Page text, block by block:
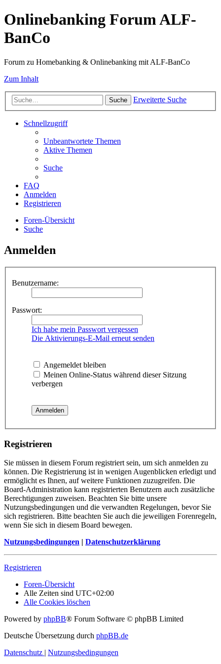
Onlinebanking Forum ALF-
BanCo
Forum zu Homebanking & Onlinebanking mit ALF-BanCo
Zum Inhalt
Suche Erweiterte Suche
Schnellzugriff
Unbeantwortete Themen
Aktive Themen
Suche
FAQ
Anmelden
Registrieren
Foren-Übersicht
Suche
Anmelden
Benutzername:
Passwort:
Ich habe mein Passwort vergessen
Die Aktivierungs-E-Mail erneut senden
Angemeldet bleiben
Meinen Online-Status während dieser Sitzung
verbergen
Registrieren
Sie müssen in diesem Forum registriert sein, um sich anmelden zu
können. Die Registrierung ist in wenigen Augenblicken erledigt und
ermöglicht es Ihnen, auf weitere Funktionen zuzugreifen. Die
Board-Administration kann registrierten Benutzern auch zusätzliche
Berechtigungen zuweisen. Beachten Sie bitte unsere
Nutzungsbedingungen und die verwandten Regelungen, bevor Sie
sich registrieren. Bitte beachten Sie auch die jeweiligen Forenregeln,
wenn Sie sich in diesem Board bewegen.
Nutzungsbedingungen | Datenschutzerklärung
Registrieren
Foren-Übersicht
Alle Zeiten sind UTC+02:00
Alle Cookies löschen
Powered by phpBB® Forum Software © phpBB Limited
Deutsche Übersetzung durch phpBB.de
Datenschutz | Nutzungsbedingungen